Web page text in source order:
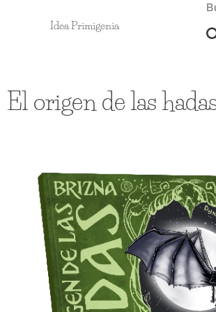
Idea Primigenia
El origen de las